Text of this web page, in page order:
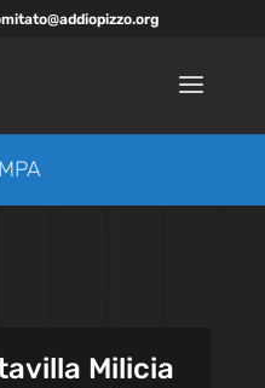
Milicia